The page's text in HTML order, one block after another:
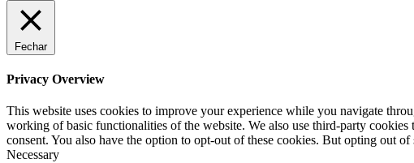
Fechar
Privacy Overview
This website uses cookies to improve your experience while you navigate
working of basic functionalities of the website. We also use third-party
consent. You also have the option to opt-out of these cookies. But opting out
Necessary